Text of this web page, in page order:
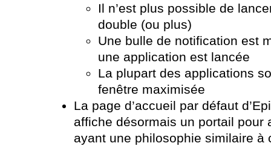
Il n’est plus possible de
double (ou plus)
Une bulle de notification est
une application est lancée
La plupart des applications
fenêtre maximisée
La page d’accueil par défaut
affiche désormais un portail pour
ayant une philosophie similaire à